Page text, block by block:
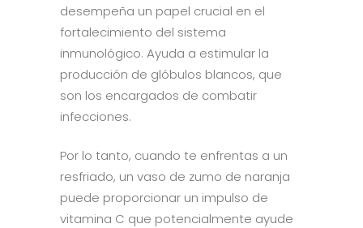
desempeña un papel crucial en el
fortalecimiento del sistema
inmunológico. Ayuda a estimular la
producción de glóbulos blancos, que
son los encargados de combatir
infecciones.
Por lo tanto, cuando te enfrentas a un
resfriado, un vaso de zumo de naranja
puede proporcionar un impulso de
vitamina C que potencialmente ayude